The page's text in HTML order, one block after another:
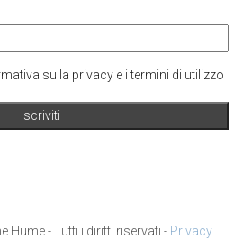
sulla privacy e i termini di utilizzo
Hume - Tutti i diritti riservati - Privacy